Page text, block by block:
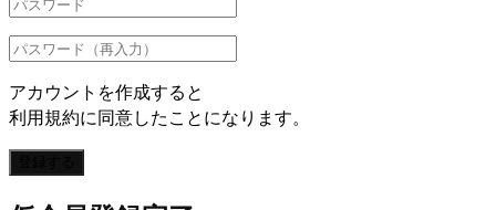
アカウントを作成すると
利用規約に同意したことになります。